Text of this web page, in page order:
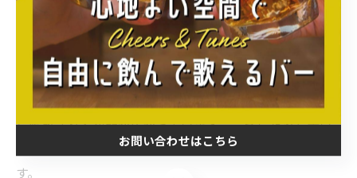
バーの雰囲気が夜を特別にする理由
佐賀県佐賀市のバーは、夜の時間を特別なものに変える
独自の雰囲気が魅力です。店内は照明やインテリア、静
かな音楽などこだわりが随所に感じられ、忙しい日常か
ら解放される空間が広がっています。こうした落ち着い
た空間は、仕事終わりや週末のリフレッシュに最適で
す。
お問い合わせはこちら